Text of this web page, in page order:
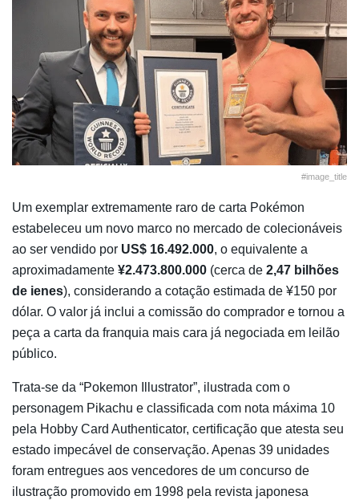
#image_title
Um exemplar extremamente raro de carta Pokémon
estabeleceu um novo marco no mercado de colecionáveis
ao ser vendido por US$ 16.492.000, o equivalente a
aproximadamente ¥2.473.800.000 (cerca de 2,47 bilhões
de ienes), considerando a cotação estimada de ¥150 por
dólar. O valor já inclui a comissão do comprador e tornou a
peça a carta da franquia mais cara já negociada em leilão
público.
Trata-se da “Pokemon Illustrator”, ilustrada com o
personagem Pikachu e classificada com nota máxima 10
pela Hobby Card Authenticator, certificação que atesta seu
estado impecável de conservação. Apenas 39 unidades
foram entregues aos vencedores de um concurso de
ilustração promovido em 1998 pela revista japonesa